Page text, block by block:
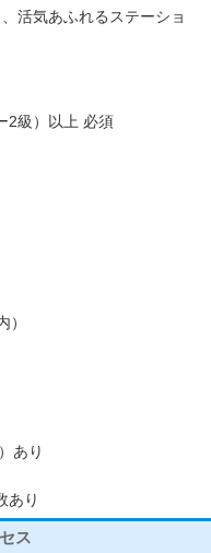
活気あふれるステーショ
2級）以上 必須
）
あり
あり
ス